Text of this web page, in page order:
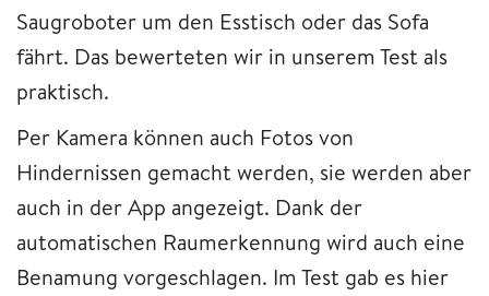
Saugroboter um den Esstisch oder das Sofa
fährt. Das bewerteten wir in unserem Test als
praktisch.
Per Kamera können auch Fotos von
Hindernissen gemacht werden, sie werden aber
auch in der App angezeigt. Dank der
automatischen Raumerkennung wird auch eine
Benamung vorgeschlagen. Im Test gab es hier